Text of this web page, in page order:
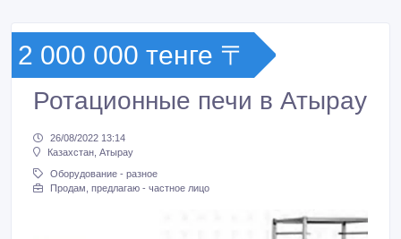
2 000 000 тенге 〒
Ротационные печи в Атырау
26/08/2022 13:14
Казахстан, Атырау
Оборудование - разное
Продам, предлагаю - частное лицо